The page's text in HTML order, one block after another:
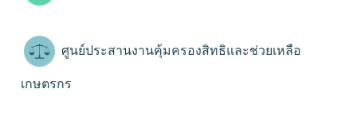
ศูนย์ประสานงานคุ้มครองสิทธิและช่วยเหลือ
เกษตรกร